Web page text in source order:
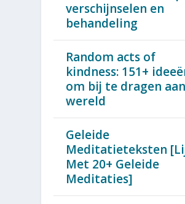
verschijnselen en
behandeling
Random acts of
kindness: 151+
om bij te dragen
wereld
Geleide
Meditatieteksten
Met 20+ Geleide
Meditaties]